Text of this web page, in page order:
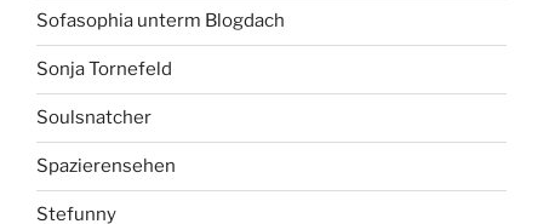
Sofasophia unterm Blogdach
Sonja Tornefeld
Soulsnatcher
Spazierensehen
Stefunny